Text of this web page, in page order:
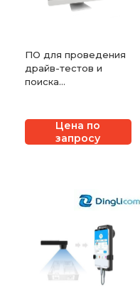
ПО для проведения
драйв-тестов и
поиска
Dingli Цена по
запросу